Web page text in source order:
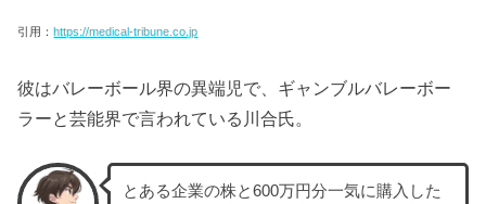
引用：https://medical-tribune.co.jp
彼はバレーボール界の異端児で、ギャンブルバレーボー
ラーと芸能界で言われている川合氏。
とある企業の株と600万円分一気に購入した